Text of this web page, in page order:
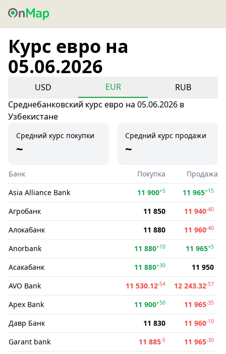
Курс евро на
05.06.2026
USD EUR
RUB
Среднебанковский курс евро на 05.06.2026 в
Узбекистане
Средний курс покупки
~
Средний курс продажи
~
Банк Покупка
Продажа
Asia Alliance Bank
11 900+5 11 965+15
Агробанк 11 850 11 940-40
Алокабанк 11 880 11 960-40
Anorbank 11 880+10 11 965+5
Асакабанк 11 880+30
11 950
AVO Bank
11 530.12-54 12 243.32-57
Apex Bank 11 900+50 11 965-35
Давр Банк 11 830 11 960-10
Garant bank 11 885-5 11 965-30